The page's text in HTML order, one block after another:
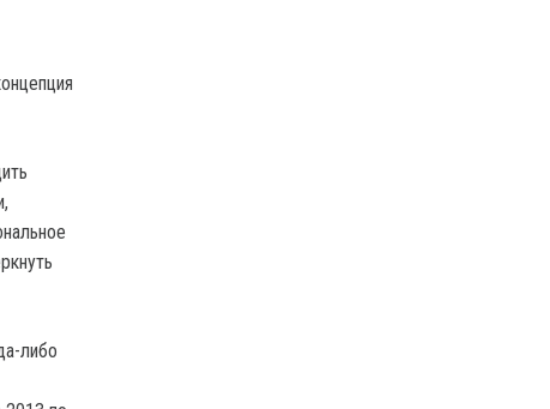
либо